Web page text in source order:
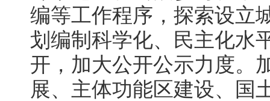
编等工作程序，探索设立
划编制科学化、民主化水
开，加大公开公示力度。
展、主体功能区建设、国